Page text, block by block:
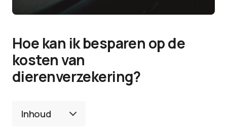
Hoe kan ik besparen op de
kosten van
dierenverzekering?
Inhoud